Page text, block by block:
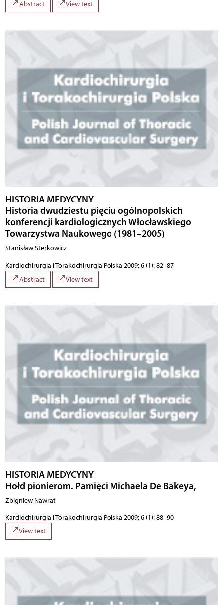
Abstract View text
HISTORIA MEDYCYNY
Historia dwudziestu pięciu ogólnopolskich
konferencji kardiologicznych Włocławskiego
Towarzystwa Naukowego (1981–2005)
Stanisław Sterkowicz
Kardiochirurgia i Torakochirurgia Polska 2009; 6 (1): 82–87
Abstract
View text
HISTORIA MEDYCYNY
Hołd pionierom. Pamięci Michaela De Bakeya,
Zbigniew Nawrat
Kardiochirurgia i Torakochirurgia Polska 2009; 6 (1): 88–90
View text